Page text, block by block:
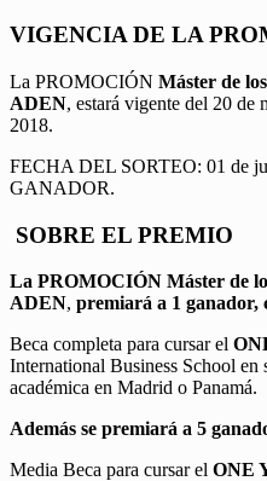
VIGENCIA DE LA
La PROMOCIÓN Máster de
ADEN, estará vigente del 20 de
2018.
FECHA DEL SORTEO: 01 de
GANADOR.
SOBRE EL PREMIO
La PROMOCIÓN Máster de
ADEN, premiará a 1 ganador,
Beca completa para cursar el
International Business School en
académica en Madrid o Panamá.
Además se premiará a 5
Media Beca para cursar el ONE